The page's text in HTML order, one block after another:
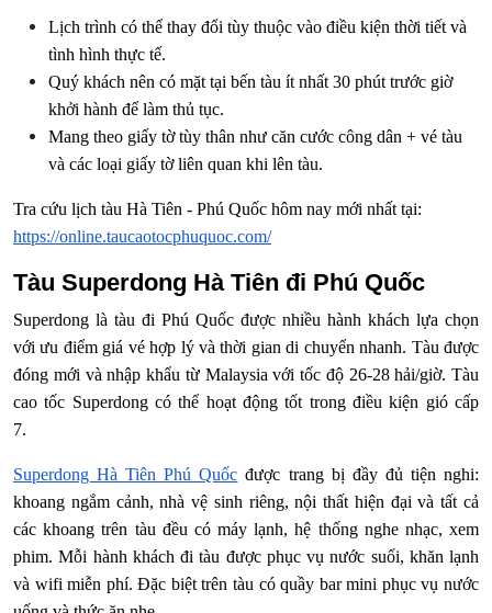
Lịch trình có thể thay đổi tùy thuộc vào điều kiện thời tiết và
tình hình thực tế.
Quý khách nên có mặt tại bến tàu ít nhất 30 phút trước giờ
khởi hành để làm thủ tục.
Mang theo giấy tờ tùy thân như căn cước công dân + vé tàu
và các loại giấy tờ liên quan khi lên tàu.
Tra cứu lịch tàu Hà Tiên - Phú Quốc hôm nay mới nhất tại:
https://online.taucaotocphuquoc.com/
Tàu Superdong Hà Tiên đi Phú Quốc
Superdong là tàu đi Phú Quốc được nhiều hành khách lựa chọn
với ưu điểm giá vé hợp lý và thời gian di chuyển nhanh. Tàu được
đóng mới và nhập khẩu từ Malaysia với tốc độ 26-28 hải/giờ. Tàu
cao tốc Superdong có thể hoạt động tốt trong điều kiện gió cấp
7.
Superdong Hà Tiên Phú Quốc được trang bị đầy đủ tiện nghi:
khoang ngắm cảnh, nhà vệ sinh riêng, nội thất hiện đại và tất cả
các khoang trên tàu đều có máy lạnh, hệ thống nghe nhạc, xem
phim. Mỗi hành khách đi tàu được phục vụ nước suối, khăn lạnh
và wifi miễn phí. Đặc biệt trên tàu có quầy bar mini phục vụ nước